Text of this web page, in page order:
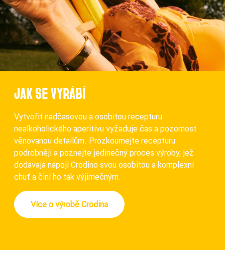
JAK SE VYRÁBÍ
Vytvořit nadčasovou a osobitou recepturu
nealkoholického aperitivu vyžaduje čas a pozornost
věnovanou detailům. Prozkoumejte recepturu
podrobněji a poznejte jedinečný proces výroby, jež
dodávajá nápoji Crodino svou osobitou a komplexní
chuť a činí ho tak výjimečným.
Více o výrobě Crodina